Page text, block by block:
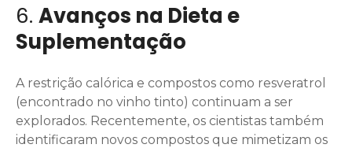
6. Avanços na Dieta e
Suplementação
A restrição calórica e compostos como resveratrol
(encontrado no vinho tinto) continuam a ser
explorados. Recentemente, os cientistas também
identificaram novos compostos que mimetizam os